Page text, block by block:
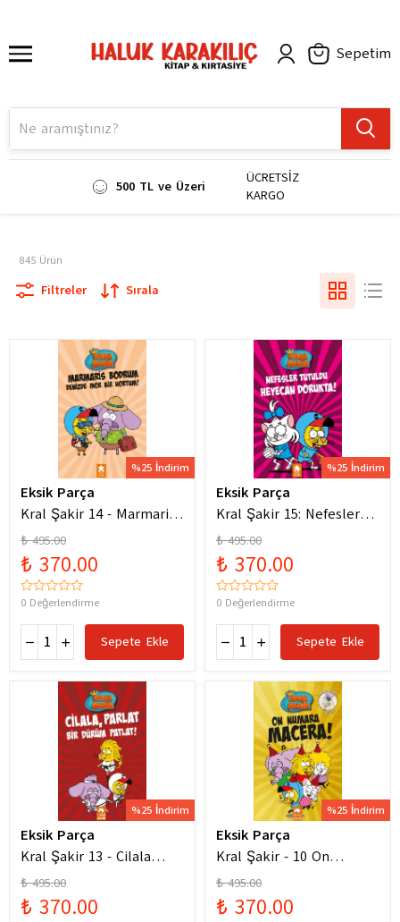
Sepetim
500 TL ve Üzeri
ÜCRETSİZ
KARGO
845 Ürün
Filtreler Sırala
%25 İndirim
Eksik Parça
Kral Şakir 14 - Marmaris
Bodrum Denizde Mor Bir
Hortum
₺ 495.00
₺ 370.00
0 Değerlendirme
Sepete Ekle
%25 İndirim
Eksik Parça
Kral Şakir 15: Nefesler
Tutuldu Heyecan Dorukta
₺ 495.00
₺ 370.00
0 Değerlendirme
Sepete Ekle
%25 İndirim
Eksik Parça
Kral Şakir 13 - Cilala
Parlat Bir Dürüm Patlat!
₺ 495.00
₺ 370.00
%25 İndirim
Eksik Parça
Kral Şakir - 10 On
Numara Macera Ciltli
₺ 495.00
₺ 370.00